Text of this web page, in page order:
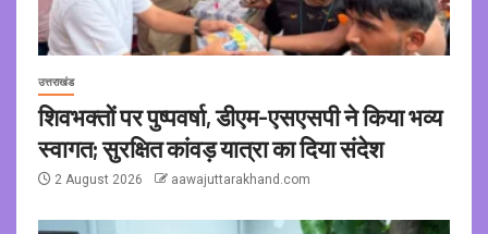
उत्तराखंड
शिवभक्तों पर पुष्पवर्षा, डीएम-एसएसपी ने किया भव्य
स्वागत; सुरक्षित कांवड़ यात्रा का दिया संदेश
2 August 2026 aawajuttarakhand.com